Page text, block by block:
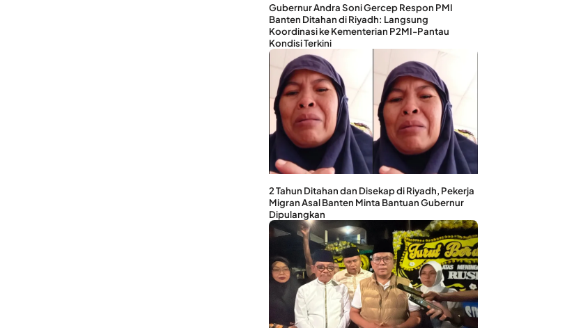
Gubernur Andra Soni Gercep Respon PMI
Banten Ditahan di Riyadh: Langsung
Koordinasi ke Kementerian P2MI-Pantau
Kondisi Terkini
2 Tahun Ditahan dan Disekap di Riyadh, Pekerja
Migran Asal Banten Minta Bantuan Gubernur
Dipulangkan